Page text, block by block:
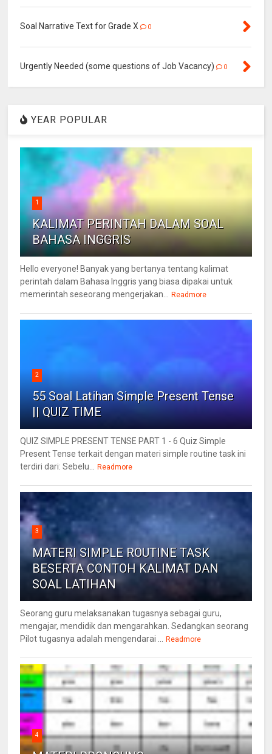
Soal Narrative Text for Grade X 0
Urgently Needed (some questions of Job Vacancy) 0
YEAR POPULAR
1
KALIMAT PERINTAH DALAM SOAL
BAHASA INGGRIS
Hello everyone! Banyak yang bertanya tentang kalimat
perintah dalam Bahasa Inggris yang biasa dipakai untuk
memerintah seseorang mengerjakan... Readmore
2
55 Soal Latihan Simple Present Tense
|| QUIZ TIME
QUIZ SIMPLE PRESENT TENSE PART 1 - 6 Quiz Simple
Present Tense terkait dengan materi simple routine task ini
terdiri dari: Sebelu... Readmore
3
MATERI SIMPLE ROUTINE TASK
BESERTA CONTOH KALIMAT DAN
SOAL LATIHAN
Seorang guru melaksanakan tugasnya sebagai guru,
mengajar, mendidik dan mengarahkan. Sedangkan seorang
Pilot tugasnya adalah mengendarai ... Readmore
4